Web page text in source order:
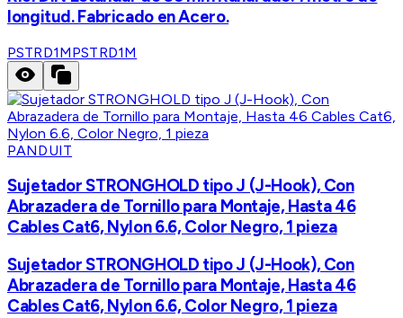
longitud. Fabricado en Acero.
PSTRD1MPSTRD1M
PANDUIT
Sujetador STRONGHOLD tipo J (J-Hook), Con
Abrazadera de Tornillo para Montaje, Hasta 46
Cables Cat6, Nylon 6.6, Color Negro, 1 pieza
Sujetador STRONGHOLD tipo J (J-Hook), Con
Abrazadera de Tornillo para Montaje, Hasta 46
Cables Cat6, Nylon 6.6, Color Negro, 1 pieza